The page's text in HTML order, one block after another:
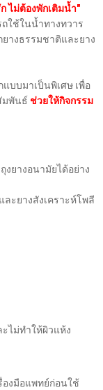
ไม่ต้องพักเติมน้ำ"
ถใช้ในน้ำทางทวาร
างธรรมชาติและยาง
บบมาเป็นพิเศษ เพื่อ
มพันธ์ ช่วยให้กิจกรรม
ยางอนามัยได้อย่าง
ละยางสังเคราะห์โพลี
ไม่ทำให้ผิวแห้ง
องมือแพทย์ก่อนใช้